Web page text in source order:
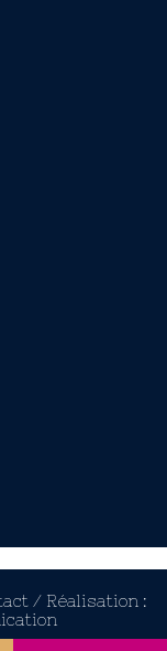
/ Réalisation :